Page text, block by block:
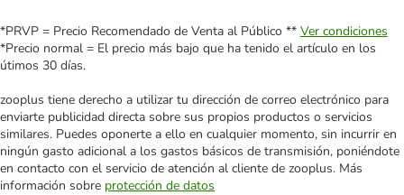
*PRVP = Precio Recomendado de Venta al Público ** Ver condiciones
*Precio normal = El precio más bajo que ha tenido el artículo en los
útimos 30 días.
zooplus tiene derecho a utilizar tu dirección de correo electrónico para
enviarte publicidad directa sobre sus propios productos o servicios
similares. Puedes oponerte a ello en cualquier momento, sin incurrir en
ningún gasto adicional a los gastos básicos de transmisión, poniéndote
en contacto con el servicio de atención al cliente de zooplus. Más
información sobre protección de datos